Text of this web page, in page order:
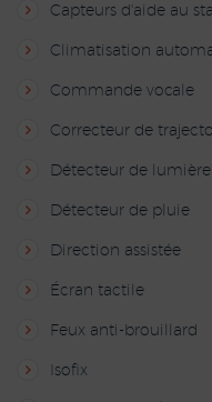
Capteurs d'aide au
Climatisation
Commande vocale
Correcteur de
Détecteur de lumière
Détecteur de pluie
Direction assistée
Écran tactile
Feux anti-brouillard
Isofix